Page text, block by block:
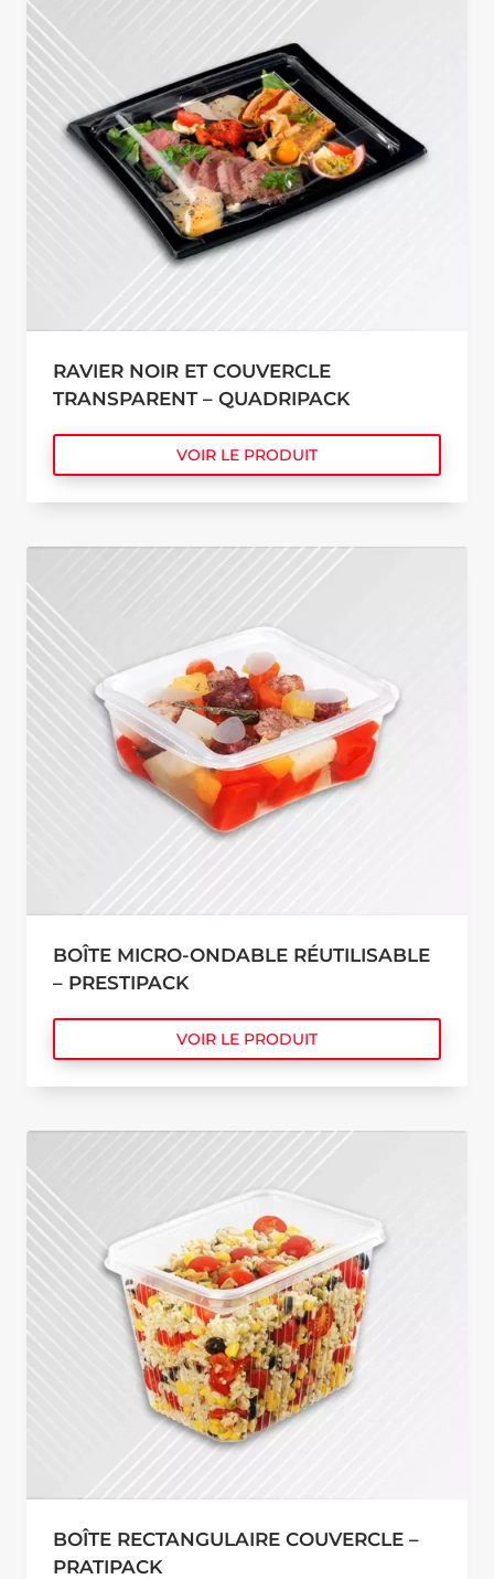
RAVIER NOIR ET COUVERCLE
TRANSPARENT – QUADRIPACK
VOIR LE PRODUIT
BOÎTE MICRO-ONDABLE RÉUTILISABLE
– PRESTIPACK
VOIR LE PRODUIT
BOÎTE RECTANGULAIRE COUVERCLE –
PRATIPACK